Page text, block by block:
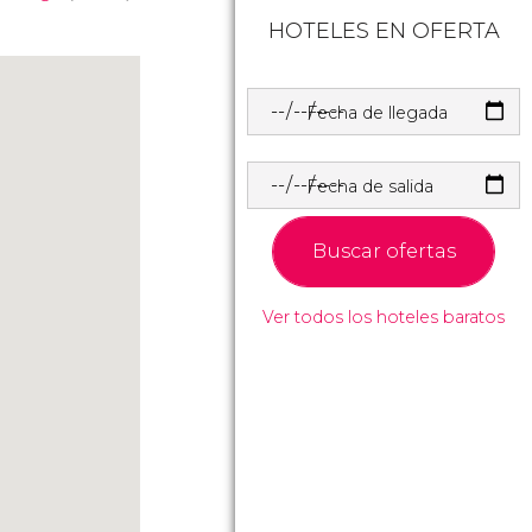
HOTELES EN OFERTA
Fecha de llegada
Fecha de salida
Buscar ofertas
Ver todos los hoteles baratos